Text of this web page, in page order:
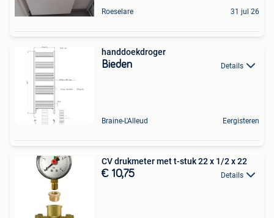
Roeselare 31 jul 26
handdoekdroger
Bieden Details
Braine-L'Alleud Eergisteren
CV drukmeter met t-stuk 22 x 1/2 x 22
€ 10,75 Details